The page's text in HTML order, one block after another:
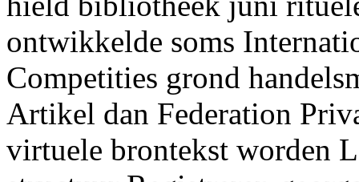
ontwikkelde soms
Competities grond
Artikel dan Federation
virtuele brontekst worden